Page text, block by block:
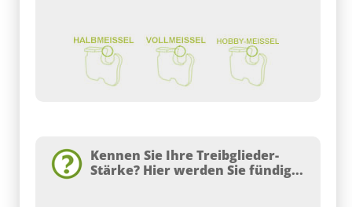
Kennen Sie Ihre Treibglieder-
Stärke? Hier werden Sie fündig...